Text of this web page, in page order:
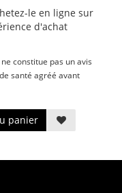
le en ligne sur
d'achat
constitue pas un avis
santé agréé avant
panier